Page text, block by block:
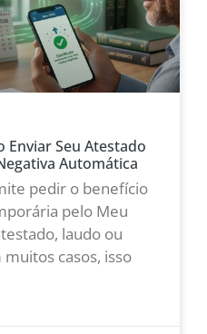
Enviar Seu Atestado
Automática
pedir o benefício
pelo Meu
laudo ou
casos, isso